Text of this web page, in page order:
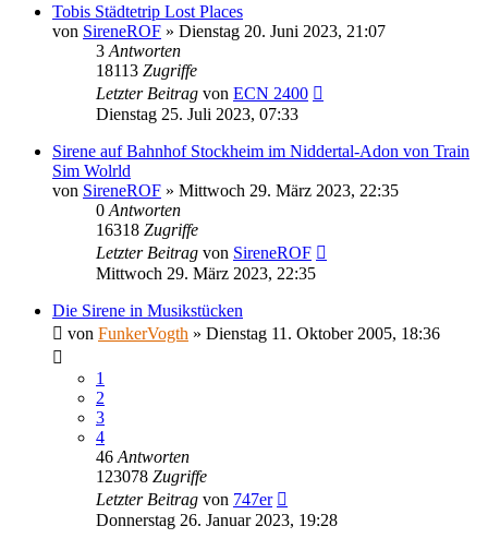
Tobis Städtetrip Lost Places
von SireneROF » Dienstag 20. Juni 2023, 21:07
3 Antworten
18113 Zugriffe
Letzter Beitrag von ECN 2400
Dienstag 25. Juli 2023, 07:33
Sirene auf Bahnhof Stockheim im Niddertal-Adon von Train
Sim Wolrld
von SireneROF » Mittwoch 29. März 2023, 22:35
0 Antworten
16318 Zugriffe
Letzter Beitrag von SireneROF
Mittwoch 29. März 2023, 22:35
Die Sirene in Musikstücken
von FunkerVogth » Dienstag 11. Oktober 2005, 18:36
1
2
3
4
46 Antworten
123078 Zugriffe
Letzter Beitrag von 747er
Donnerstag 26. Januar 2023, 19:28